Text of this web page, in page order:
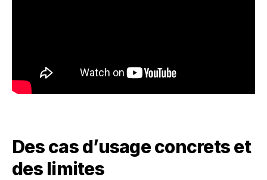
Des cas d’usage concrets et
des limites